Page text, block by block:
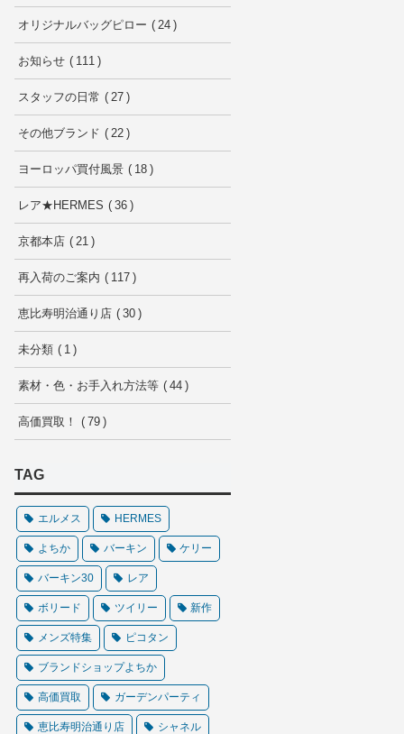
オリジナルバッグピロー 24
お知らせ 111
スタッフの日常 27
その他ブランド 22
ヨーロッパ買付風景 18
レア★HERMES 36
京都本店 21
再入荷のご案内 117
恵比寿明治通り店 30
未分類 1
素材・色・お手入れ方法等 44
高価買取！ 79
TAG
エルメス HERMES
よちか バーキン ケリー
バーキン30 レア
ボリード ツイリー 新作
メンズ特集 ピコタン
ブランドショップよちか
高価買取 ガーデンパーティ
恵比寿明治通り店 シャネル